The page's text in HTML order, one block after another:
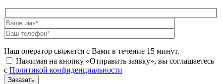
Наш оператор свяжется с Вами в течение 15 минут.
Нажимая на кнопку «Отправить заявку», вы соглашаетесь
с Политикой конфиденциальности